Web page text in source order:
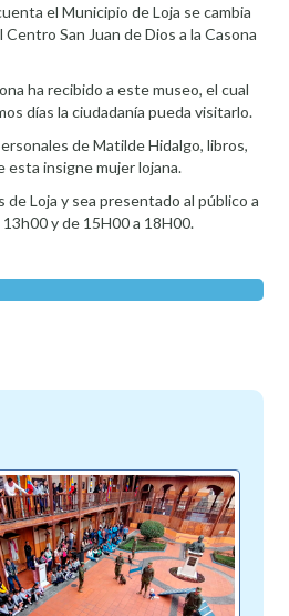
el Municipio de Loja se cambia
San Juan de Dios a la Casona
ha recibido a este museo, el cual
días la ciudadanía pueda visitarlo.
de Matilde Hidalgo, libros,
esta insigne mujer lojana.
Loja y sea presentado al público a
y de 15H00 a 18H00.